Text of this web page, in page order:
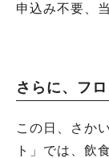
申込み不要、
さらに、フ
この日、さか
ト」では、飲